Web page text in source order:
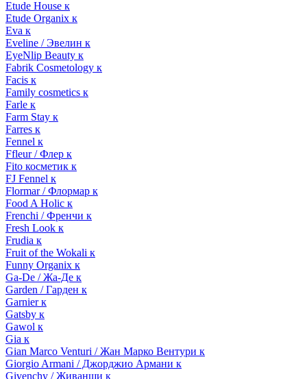
Etude House к
Etude Organix к
Eva к
Eveline / Эвелин к
EyeNlip Beauty к
Fabrik Cosmetology к
Facis к
Family cosmetics к
Farle к
Farm Stay к
Farres к
Fennel к
Ffleur / Флер к
Fito косметик к
FJ Fennel к
Flormar / Флормар к
Food A Holic к
Frenchi / Френчи к
Fresh Look к
Frudia к
Fruit of the Wokali к
Funny Organix к
Ga-De / Жа-Де к
Garden / Гарден к
Garnier к
Gatsby к
Gawol к
Gia к
Gian Marco Venturi / Жан Марко Вентури к
Giorgio Armani / Джорджио Армани к
Givenchy / Живанши к